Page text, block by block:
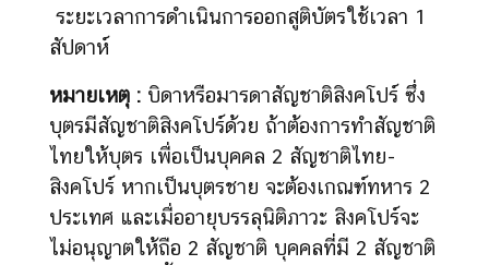
ระยะเวลาการดำเนินการออกสูติบัตรใช้เวลา 1
สัปดาห์
หมายเหตุ : บิดาหรือมารดาสัญชาติสิงคโปร์ ซึ่ง
บุตรมีสัญชาติสิงคโปร์ด้วย ถ้าต้องการทำสัญชาติ
ไทยให้บุตร เพื่อเป็นบุคคล 2 สัญชาติไทย-
สิงคโปร์ หากเป็นบุตรชาย จะต้องเกณฑ์ทหาร 2
ประเทศ และเมื่ออายุบรรลุนิติภาวะ สิงคโปร์จะ
ไม่อนุญาตให้ถือ 2 สัญชาติ บุคคลที่มี 2 สัญชาติ